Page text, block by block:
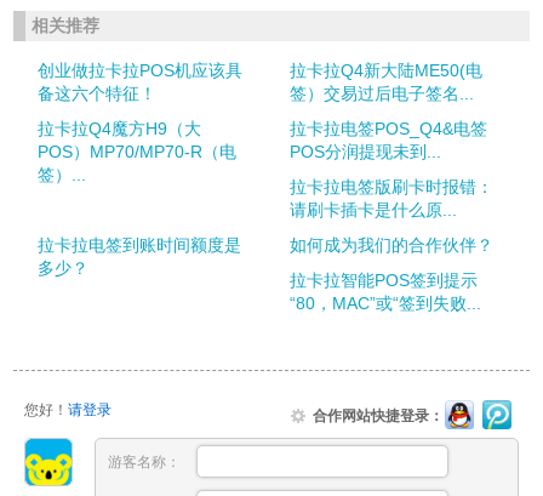
相关推荐
创业做拉卡拉POS机应该具
备这六个特征！
拉卡拉Q4新大陆ME50(电
签）交易过后电子签名...
拉卡拉Q4魔方H9（大
POS）MP70/MP70-R（电
签）...
拉卡拉电签POS_Q4&电签
POS分润提现未到...
拉卡拉电签版刷卡时报错：
请刷卡插卡是什么原...
拉卡拉电签到账时间额度是
多少？
如何成为我们的合作伙伴？
拉卡拉智能POS签到提示
“80，MAC”或“签到失败...
您好！ 请登录 合作网站快捷登录：
游客名称：